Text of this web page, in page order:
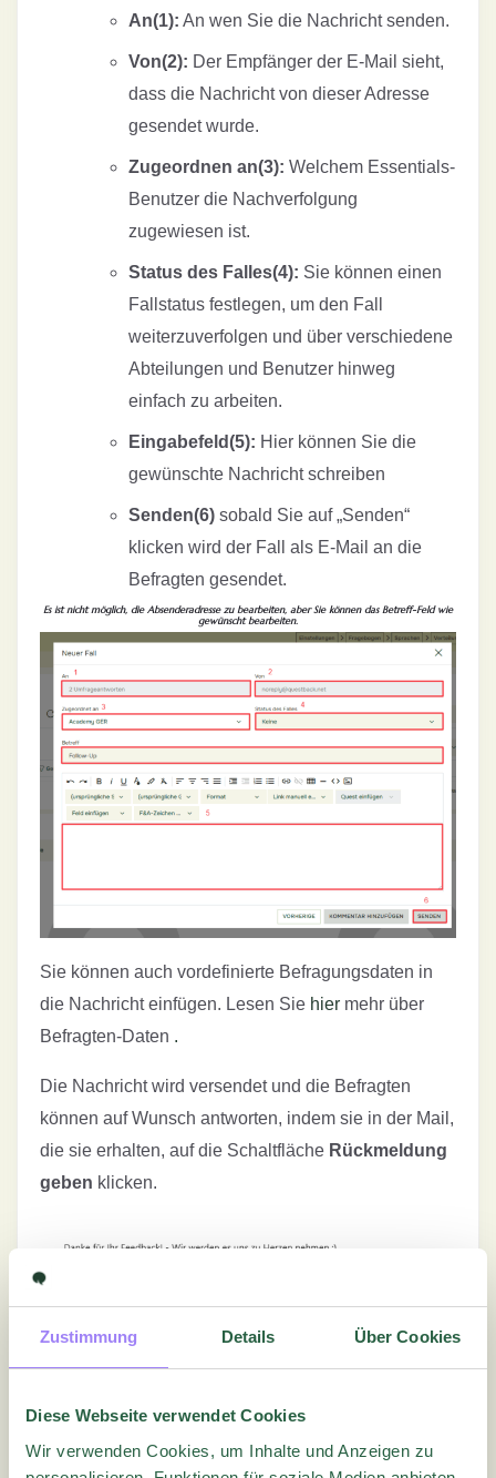
Zustimmung Details Über Cookies
Diese Webseite verwendet Cookies
Wir verwenden Cookies, um Inhalte und Anzeigen zu
An(1): An wen Sie die Nachricht senden.
Von(2): Der Empfänger der E-Mail sieht,
dass die Nachricht von dieser Adresse
gesendet wurde.
Zugeordnen an(3): Welchem Essentials-
Benutzer die Nachverfolgung
zugewiesen ist.
Status des Falles(4): Sie können einen
Fallstatus festlegen, um den Fall
weiterzuverfolgen und über verschiedene
Abteilungen und Benutzer hinweg
einfach zu arbeiten.
Eingabefeld(5): Hier können Sie die
gewünschte Nachricht schreiben
Senden(6) sobald Sie auf „Senden“
klicken wird der Fall als E-Mail an die
Befragten gesendet.
Es ist nicht möglich, die Absenderadresse zu bearbeiten, aber Sie können das Betreff-Feld wie
gewünscht bearbeiten.
Sie können auch vordefinierte Befragungsdaten in
die Nachricht einfügen. Lesen Sie hier mehr über
Befragten-Daten .
Die Nachricht wird versendet und die Befragten
können auf Wunsch antworten, indem sie in der Mail,
die sie erhalten, auf die Schaltfläche Rückmeldung
geben klicken.
Wenn der Befragte auf Rückmeldung geben klickt,
öffnet sich ein neues Dialogfenster, in dem der